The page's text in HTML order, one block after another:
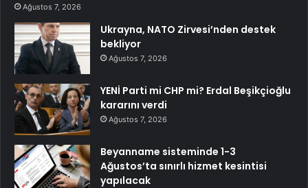
Ağustos 7, 2026
Ukrayna, NATO Zirvesi’nden destek
bekliyor
Ağustos 7, 2026
YENİ Parti mi CHP mi? Erdal Beşikçioğlu
kararını verdi
Ağustos 7, 2026
Beyanname sisteminde 1-3
Ağustos’ta sınırlı hizmet kesintisi
yapılacak